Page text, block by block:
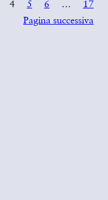
4 5 6 …
17
Pagina successiva